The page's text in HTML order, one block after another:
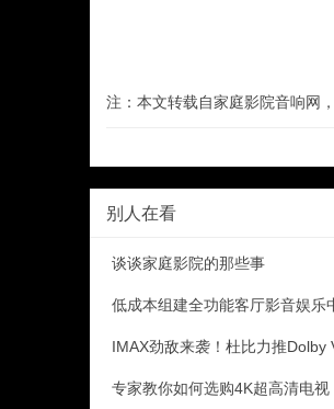
注：本文转载自家庭影院音响网
别人在看
谈谈家庭影院的那些事
低成本组建全功能客厅影音娱乐
IMAX劲敌来袭！杜比力推Dolby
专家教你如何选购4K超高清电视